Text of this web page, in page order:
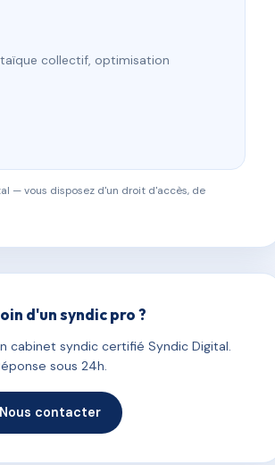
collectif, optimisation
— vous disposez d'un droit d'accès, de
d'un syndic pro ?
cabinet syndic certifié Syndic Digital.
sous 24h.
Nous contacter